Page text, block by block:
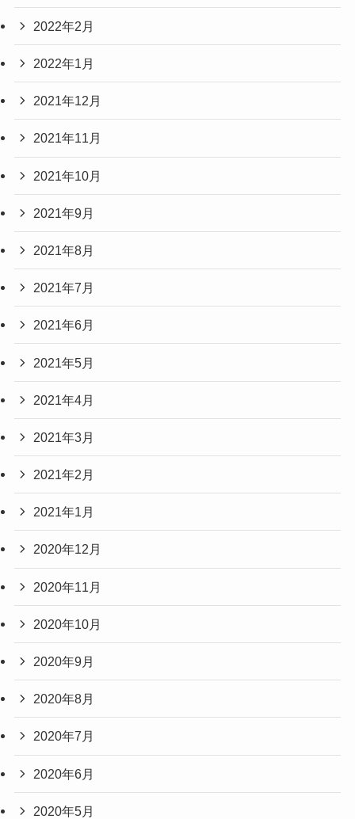
2022年2月
2022年1月
2021年12月
2021年11月
2021年10月
2021年9月
2021年8月
2021年7月
2021年6月
2021年5月
2021年4月
2021年3月
2021年2月
2021年1月
2020年12月
2020年11月
2020年10月
2020年9月
2020年8月
2020年7月
2020年6月
2020年5月